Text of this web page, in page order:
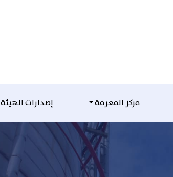
مركز المعرفة إصدارات الهيئة